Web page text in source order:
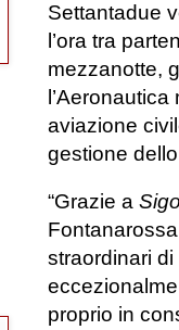
Settantadue
l’ora tra
mezzanotte,
aviazione
gestione
“Grazie a
straordinari
proprio in